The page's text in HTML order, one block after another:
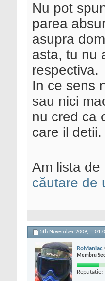
Nu pot
parea
asupra
asta, tu nu
respectiva.
In ce sens
sau nici
nu cred ca
care il detii.
Am lista de
căutare de
5th November 2009,
RoManiac
Membru
Reputatie: